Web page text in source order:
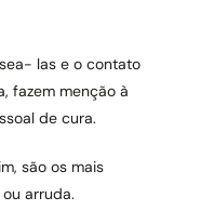
las e o contato
fazem menção à
de cura.
são os mais
arruda.